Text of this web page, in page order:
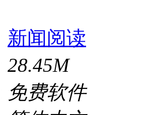
新闻阅读
28.45M
免费软件